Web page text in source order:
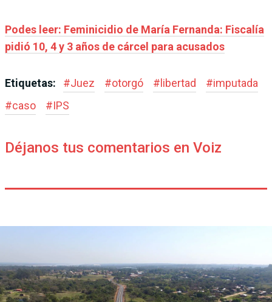
Podes leer: Feminicidio de María Fernanda: Fiscalía
pidió 10, 4 y 3 años de cárcel para acusados
Etiquetas: #Juez #otorgó # libertad #imputada
#caso #IPS
Déjanos tus comentarios en Voiz